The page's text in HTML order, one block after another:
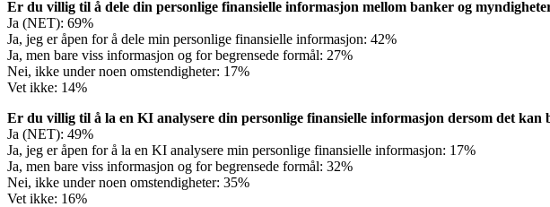
Er du villig til å dele din personlige finansielle informasjon mellom banker og
Ja (NET): 69%
Ja, jeg er åpen for å dele min personlige finansielle informasjon: 42%
Ja, men bare viss informasjon og for begrensede formål: 27%
Nei, ikke under noen omstendigheter: 17%
Vet ikke: 14%
Er du villig til å la en KI analysere din personlige finansielle informasjon dersom det
Ja (NET): 49%
Ja, jeg er åpen for å la en KI analysere min personlige finansielle informasjon: 17%
Ja, men bare viss informasjon og for begrensede formål: 32%
Nei, ikke under noen omstendigheter: 35%
Vet ikke: 16%